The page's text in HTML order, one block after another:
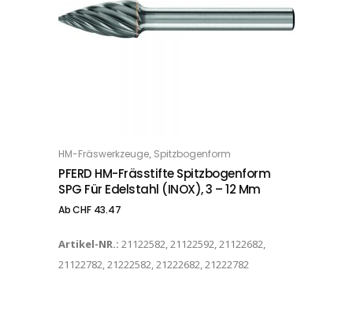
OPTIONS
HM-Fräswerkzeuge, Spitzbogenform
PFERD HM-Frässtifte Spitzbogenform
SPG Für Edelstahl (INOX), 3 – 12 Mm
AbCHF43.47
Artikel-NR.: 21122582, 21122592, 21122682,
21122782, 21222582, 21222682, 21222782